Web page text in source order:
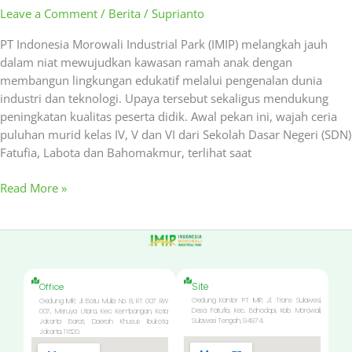
Leave a Comment / Berita / Suprianto
PT Indonesia Morowali Industrial Park (IMIP) melangkah jauh
dalam niat mewujudkan kawasan ramah anak dengan
membangun lingkungan edukatif melalui pengenalan dunia
industri dan teknologi. Upaya tersebut sekaligus mendukung
peningkatan kualitas peserta didik. Awal pekan ini, wajah ceria
puluhan murid kelas IV, V dan VI dari Sekolah Dasar Negeri (SDN)
Fatufia, Labota dan Bahomakmur, terlihat saat
Read More »
Office
Gedung IMIP, Jl. Batu Mulia No. 8, RT 007 RW
007, Meruya Utara, Kec. Kembangan, Kota
Jakarta Barat, Daerah Khusus Ibukota,
Jakarta, 11620.
Site
Gedung Kantor PT IMIP, Jl. Trans Sulawesi,
Desa Fatufia, Kec. Bahodopi, Kab. Morowali,
Sulawesi Tengah, 94974.